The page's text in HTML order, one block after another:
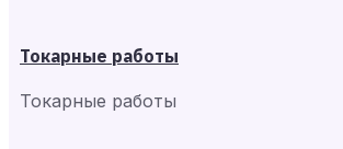
Токарные работы
Токарные работы